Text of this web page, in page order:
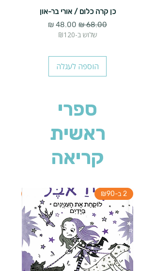
כן קרה כלום / אורי בר-און
מחיר רגיל מחיר מבצע
שלוש ב-₪120
הוספה לעגלה
ספרי
ראשית
קריאה
2 ב-₪90